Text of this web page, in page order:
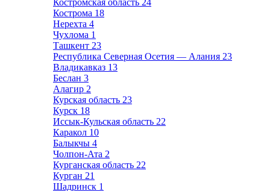
Костромская область 24
Кострома 18
Нерехта 4
Чухлома 1
Ташкент 23
Республика Северная Осетия — Алания 23
Владикавказ 13
Беслан 3
Алагир 2
Курская область 23
Курск 18
Иссык-Кульская область 22
Каракол 10
Балыкчы 4
Чолпон-Ата 2
Курганская область 22
Курган 21
Шадринск 1